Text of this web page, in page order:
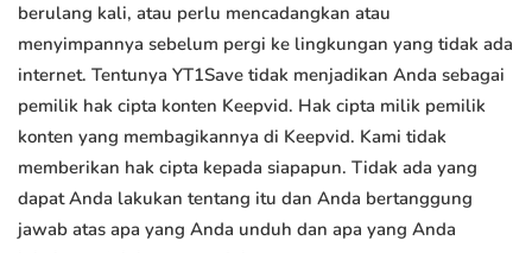
berulang kali, atau perlu mencadangkan atau
menyimpannya sebelum pergi ke lingkungan yang tidak ada
internet. Tentunya YT1Save tidak menjadikan Anda sebagai
pemilik hak cipta konten Keepvid. Hak cipta milik pemilik
konten yang membagikannya di Keepvid. Kami tidak
memberikan hak cipta kepada siapapun. Tidak ada yang
dapat Anda lakukan tentang itu dan Anda bertanggung
jawab atas apa yang Anda unduh dan apa yang Anda